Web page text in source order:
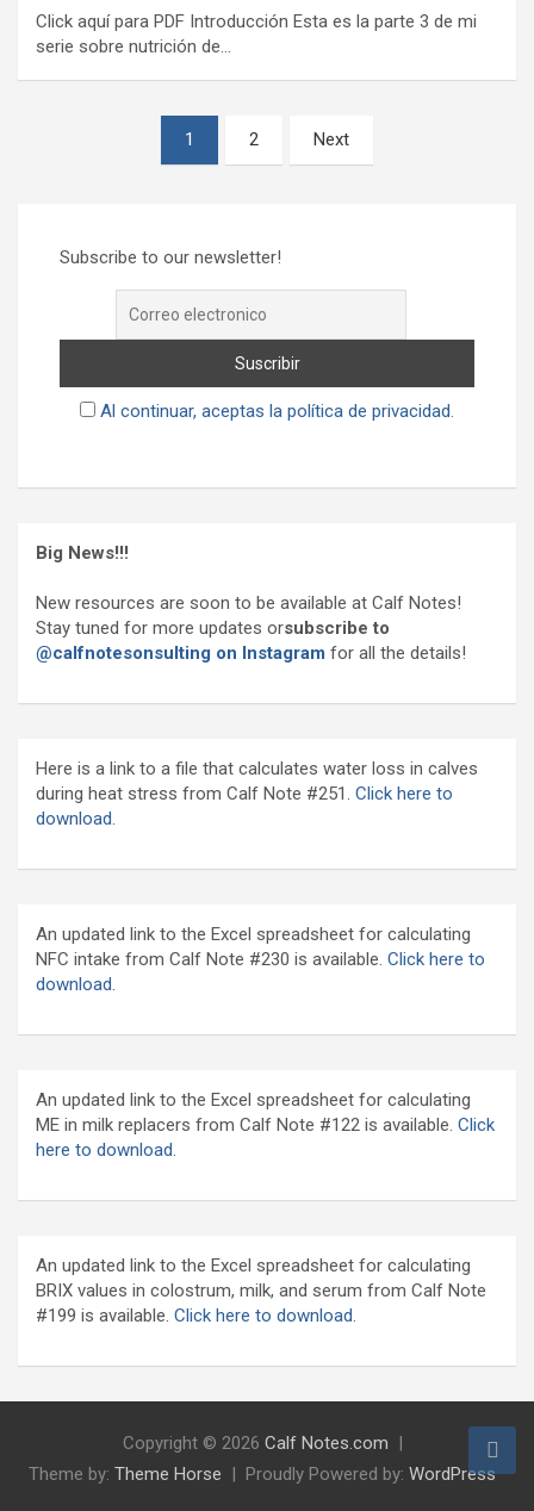
Click aquí para PDF Introducción Esta es la parte 3 de mi
serie sobre nutrición de…
1 2 Next
Subscribe to our newsletter!
Al continuar, aceptas la política de privacidad.
Big News!!!
New resources are soon to be available at Calf Notes!
Stay tuned for more updates orsubscribe to
@calfnotesonsulting on Instagram for all the details!
Here is a link to a file that calculates water loss in calves
during heat stress from Calf Note #251. Click here to
download.
An updated link to the Excel spreadsheet for calculating
NFC intake from Calf Note #230 is available. Click here to
download.
An updated link to the Excel spreadsheet for calculating
ME in milk replacers from Calf Note #122 is available. Click
here to download.
An updated link to the Excel spreadsheet for calculating
BRIX values in colostrum, milk, and serum from Calf Note
#199 is available. Click here to download.
Copyright © 2026 Calf Notes.com
Theme by: Theme Horse Proudly Powered by: WordPress